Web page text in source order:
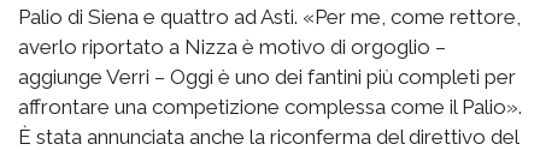
Palio di Siena e quattro ad Asti. «Per me, come rettore,
averlo riportato a Nizza è motivo di orgoglio –
aggiunge Verri – Oggi è uno dei fantini più completi per
affrontare una competizione complessa come il Palio».
È stata annunciata anche la riconferma del direttivo del